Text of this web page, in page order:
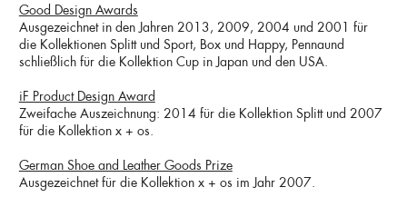
Good Design Awards
Ausgezeichnet in den Jahren 2013, 2009, 2004 und 2001 für
die Kollektionen Splitt und Sport, Box und Happy, Pennaund
schließlich für die Kollektion Cup in Japan und den USA.
iF Product Design Award
Zweifache Auszeichnung: 2014 für die Kollektion Splitt und 2007
für die Kollektion x + os.
German Shoe and Leather Goods Prize
Ausgezeichnet für die Kollektion x + os im Jahr 2007.